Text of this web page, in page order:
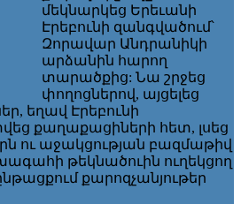
մեկնարկեց Երեւանի
Էրեբունի զանգվածում՝
Զորավար Անդրանիկի
արձանին հարող
տարածքից: Նա շրջեց
փողոցներով, այցելեց
եղավ Էրեբունի
քաղաքացիների հետ, լսեց
ու աջակցության բազմաթիվ
թեկնածուին ուղեկցող
քարոզչանյութեր